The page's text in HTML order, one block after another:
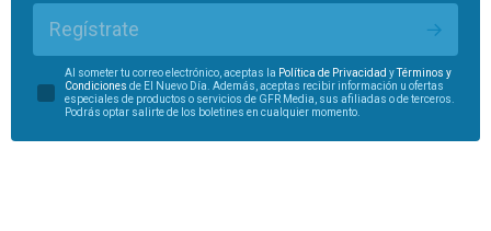
Regístrate
Al someter tu correo electrónico, aceptas la Política de Privacidad yTérminos y
Condiciones de El Nuevo Día. Además, aceptas recibir información u ofertas
especiales de productos o servicios de GFR Media, sus afiliadas o de terceros.
Podrás optar salirte de los boletines en cualquier momento.